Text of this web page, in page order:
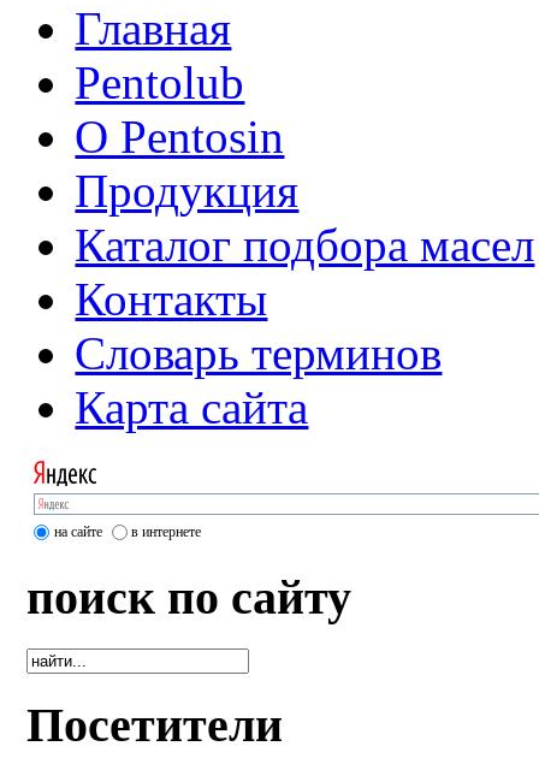
Главная
Pentolub
О Pentosin
Продукция
Каталог подбора масел
Контакты
Словарь терминов
Карта сайта
на сайте в интернете
поиск по сайту
Посетители